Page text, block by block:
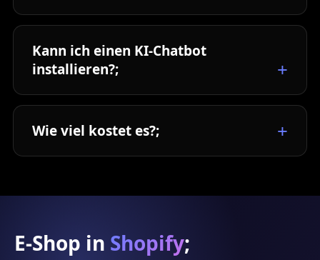
Kann ich einen KI-Chatbot
installieren?;
Wie viel kostet es?;
E-Shop in Shopify;